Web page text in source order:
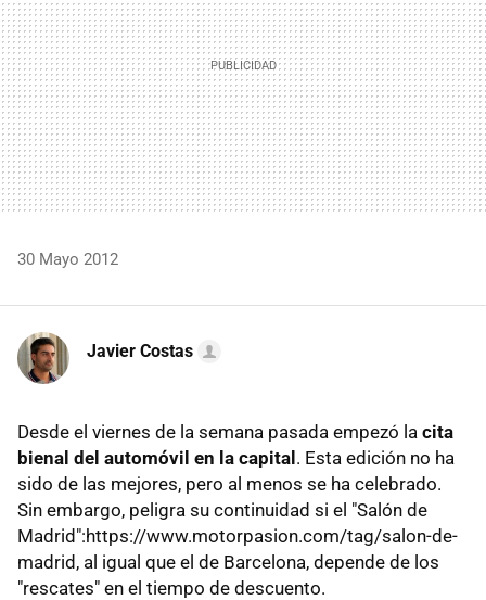
30 Mayo 2012
Javier Costas
Desde el viernes de la semana pasada empezó la cita
bienal del automóvil en la capital. Esta edición no ha
sido de las mejores, pero al menos se ha celebrado.
Sin embargo, peligra su continuidad si el "Salón de
Madrid":https://www.motorpasion.com/tag/salon-de-
madrid, al igual que el de Barcelona, depende de los
"rescates" en el tiempo de descuento.